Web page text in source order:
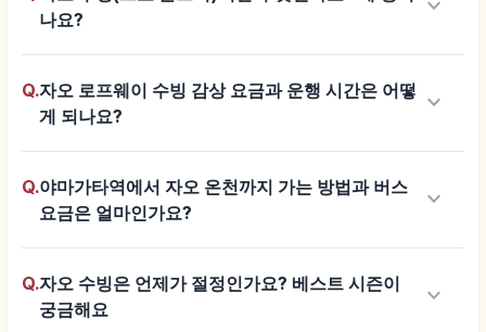
나요?
Q.자오 로프웨이 수빙 감상 요금과 운행 시간은 어떻
게 되나요?
keyboard_arrow_down
Q.야마가타역에서 자오 온천까지 가는 방법과 버스
요금은 얼마인가요?
keyboard_arrow_down
Q.자오 수빙은 언제가 절정인가요? 베스트 시즌이
궁금해요
keyboard_arrow_down